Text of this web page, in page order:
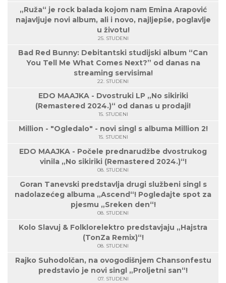
„Ruža“ je rock balada kojom nam Emina Arapović
najavljuje novi album, ali i novo, najljepše, poglavlje
u životu!
25. STUDENI
Bad Red Bunny: Debitantski studijski album “Can
You Tell Me What Comes Next?” od danas na
streaming servisima!
22. STUDENI
EDO MAAJKA - Dvostruki LP „No sikiriki
(Remastered 2024.)“ od danas u prodaji!
15. STUDENI
Million - "Ogledalo" - novi singl s albuma Million 2!
15. STUDENI
EDO MAAJKA - Počele prednarudžbe dvostrukog
vinila „No sikiriki (Remastered 2024.)“!
08. STUDENI
Goran Tanevski predstavlja drugi službeni singl s
nadolazećeg albuma „Ascend“! Pogledajte spot za
pjesmu „Sreken den“!
08. STUDENI
Kolo Slavuj & Folklorelektro predstavjaju „Hajstra
(TonZa Remix)“!
08. STUDENI
Rajko Suhodolčan, na ovogodišnjem Chansonfestu
predstavio je novi singl „Proljetni san“!
07. STUDENI